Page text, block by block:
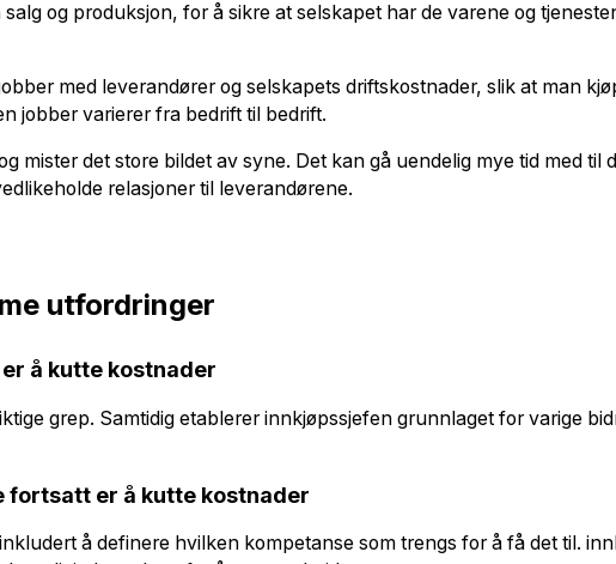
og produksjon, for å sikre at selskapet har de varene og
med leverandører og selskapets driftskostnader, slik at man
jobber varierer fra bedrift til bedrift.
mister det store bildet av syne. Det kan gå uendelig mye tid med til
relasjoner til leverandørene.
utfordringer
å kutte kostnader
grep. Samtidig etablerer innkjøpssjefen grunnlaget for varige
fortsatt er å kutte kostnader
å definere hvilken kompetanse som trengs for å få det til.